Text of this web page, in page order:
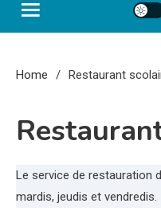
Home Restaurant
Le service de restauration
mardis, jeudis et vendredis.